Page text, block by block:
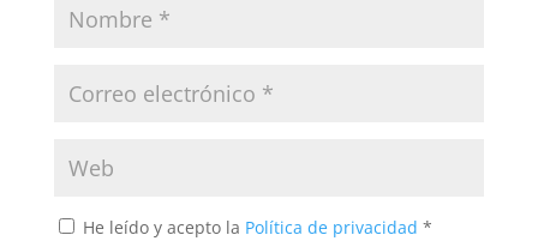
He leído y acepto la Política de privacidad *